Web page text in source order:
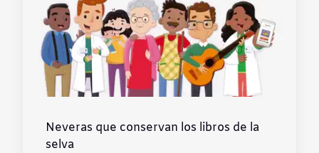
Neveras que conservan los libros de la
selva